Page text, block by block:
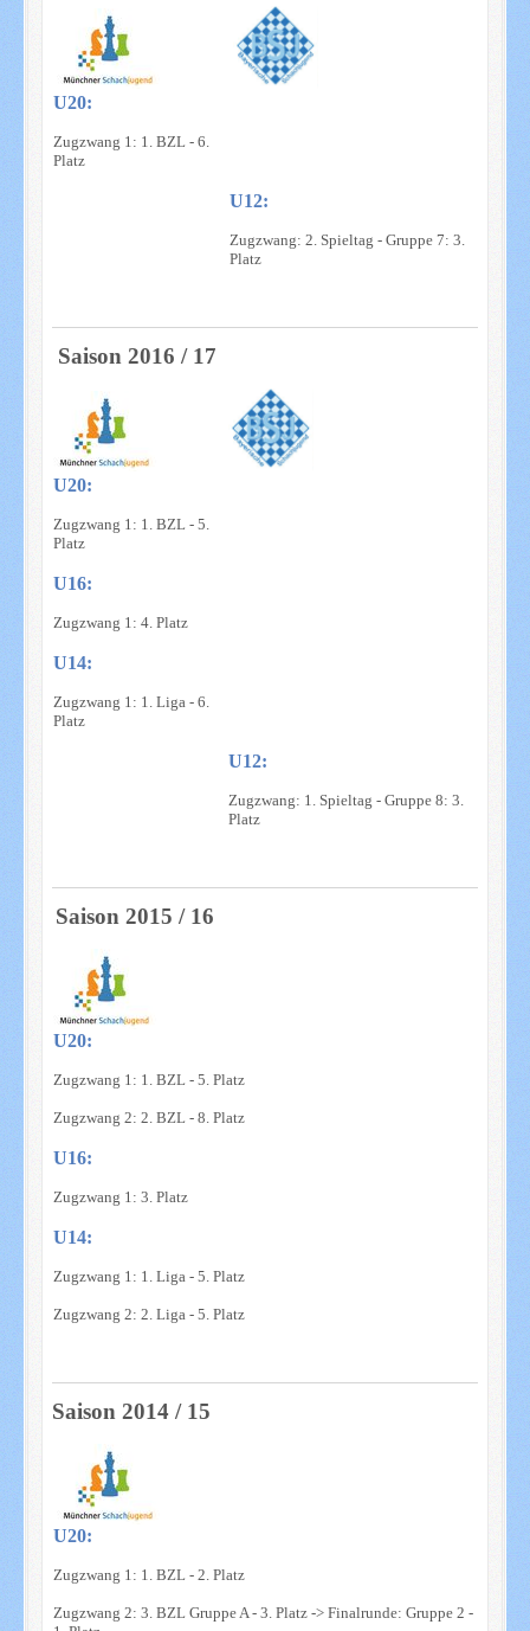
U20:
Zugzwang 1: 1. BZL - 6.
Platz
U12:
Zugzwang: 2. Spieltag - Gruppe 7: 3.
Platz
Saison 2016 / 17
U20:
Zugzwang 1: 1. BZL - 5.
Platz
U16:
Zugzwang 1: 4. Platz
U14:
Zugzwang 1: 1. Liga - 6.
Platz
U12:
Zugzwang: 1. Spieltag - Gruppe 8: 3.
Platz
Saison 2015 / 16
U20:
Zugzwang 1: 1. BZL - 5. Platz
Zugzwang 2: 2. BZL - 8. Platz
U16:
Zugzwang 1: 3. Platz
U14:
Zugzwang 1: 1. Liga - 5. Platz
Zugzwang 2: 2. Liga - 5. Platz
Saison 2014 / 15
U20:
Zugzwang 1: 1. BZL - 2. Platz
Zugzwang 2: 3. BZL Gruppe A - 3. Platz -> Finalrunde: Gruppe 2 -